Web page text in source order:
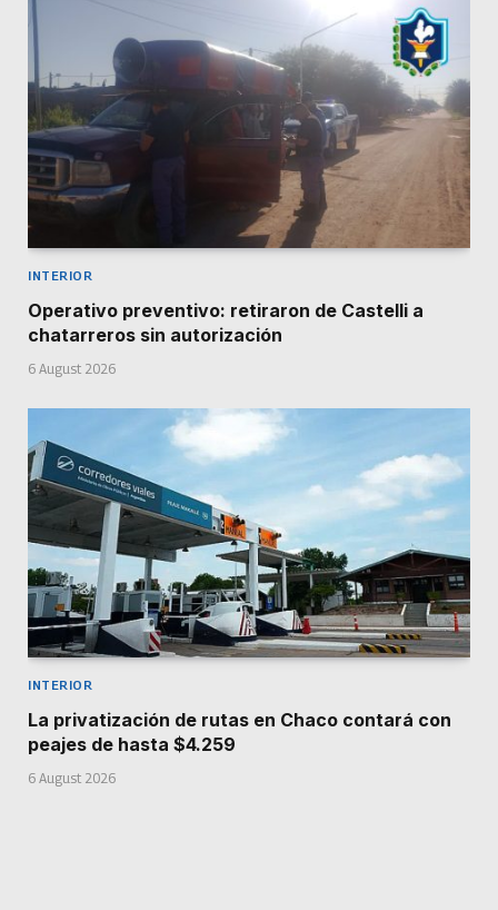
INTERIOR
Operativo preventivo: retiraron de Castelli a
chatarreros sin autorización
6 August 2026
INTERIOR
La privatización de rutas en Chaco contará con
peajes de hasta $4.259
6 August 2026